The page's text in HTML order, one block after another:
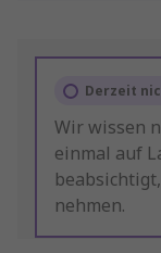
Derzeit
Wir wissen
einmal auf
nehmen.